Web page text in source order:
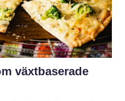
växtbaserade